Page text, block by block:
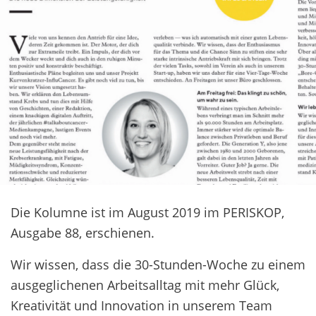
Die Kolumne ist im August 2019 im PERISKOP,
Ausgabe 88, erschienen.
Wir wissen, dass die 30-Stunden-Woche zu einem
ausgeglichenen Arbeitsalltag mit mehr Glück,
Kreativität und Innovation in unserem Team